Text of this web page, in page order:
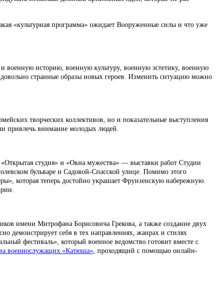
«культурная программа» ожидает Вооруженные силы и что уже
военную историю, военную культуру, военную эстетику, военную
странные образы новых героев. Изменить ситуацию можно
творческих коллективов, но и показательные выступления
привлечь внимание молодых людей.
студия» и «Окна мужества» — выставки работ Студии
бульваре и Садовой-Спасской улице. Помимо этого
которая теперь достойно украшает Фрунзенскую набережную.
имени Митрофана Борисовича Грекова, а также создание двух
демонстрирует себя в тех направлениях, жанрах и стилях
фестиваль», который военное ведомство готовит вместе с
военнослужащих «Катюша» , проходящий с помощью онлайн-